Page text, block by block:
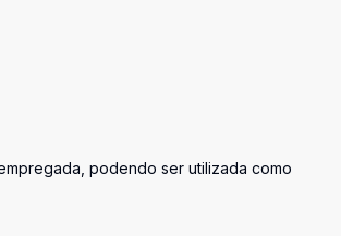
podendo ser utilizada como